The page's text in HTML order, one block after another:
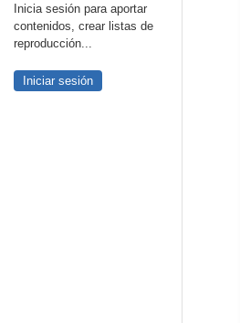
Inicia sesión para aportar
contenidos, crear listas de
reproducción...
Iniciar sesión